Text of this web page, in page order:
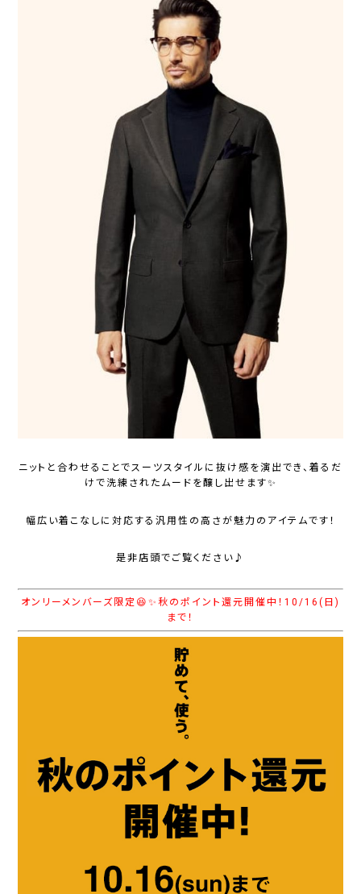
ニットと合わせることでスーツスタイルに抜け感を演出でき、着るだ
けで洗練されたムードを醸し出せます✨
幅広い着こなしに対応する汎用性の高さが魅力のアイテムです！
是非店頭でご覧ください♪
オンリーメンバーズ限定😆✨秋のポイント還元開催中！10/16(日)
まで！